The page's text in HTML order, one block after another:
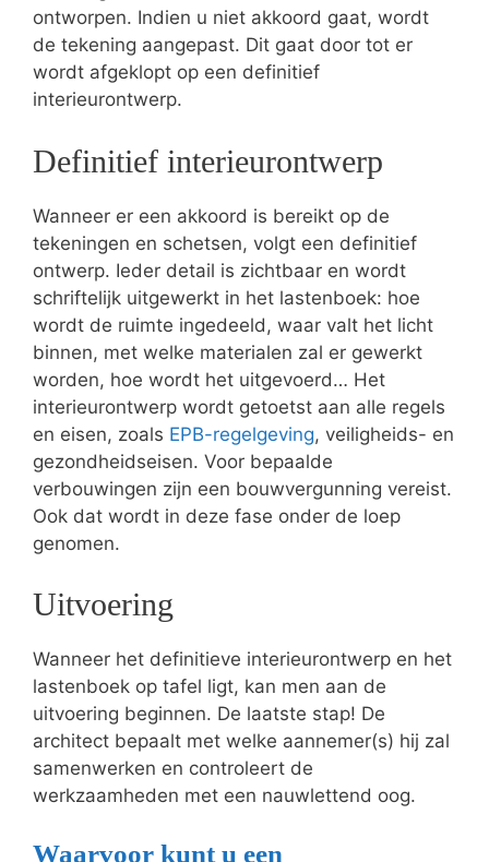
ontworpen. Indien u niet akkoord gaat, wordt
de tekening aangepast. Dit gaat door tot er
wordt afgeklopt op een definitief
interieurontwerp.
Definitief interieurontwerp
Wanneer er een akkoord is bereikt op de
tekeningen en schetsen, volgt een definitief
ontwerp. Ieder detail is zichtbaar en wordt
schriftelijk uitgewerkt in het lastenboek: hoe
wordt de ruimte ingedeeld, waar valt het licht
binnen, met welke materialen zal er gewerkt
worden, hoe wordt het uitgevoerd… Het
interieurontwerp wordt getoetst aan alle regels
en eisen, zoals EPB-regelgeving, veiligheids- en
gezondheidseisen. Voor bepaalde
verbouwingen zijn een bouwvergunning vereist.
Ook dat wordt in deze fase onder de loep
genomen.
Uitvoering
Wanneer het definitieve interieurontwerp en het
lastenboek op tafel ligt, kan men aan de
uitvoering beginnen. De laatste stap! De
architect bepaalt met welke aannemer(s) hij zal
samenwerken en controleert de
werkzaamheden met een nauwlettend oog.
Waarvoor kunt u een